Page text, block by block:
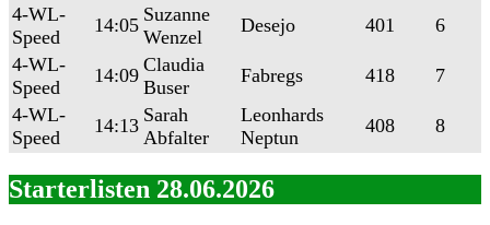
4-WL-
Speed
14:05 Suzanne
Wenzel
Desejo 401
6
4-WL-
Speed
14:09 Claudia
Buser
Fabregs 418
7
4-WL-
Speed
14:13 Sarah
Abfalter
Leonhards
Neptun
408 8
Starterlisten 28.06.2026